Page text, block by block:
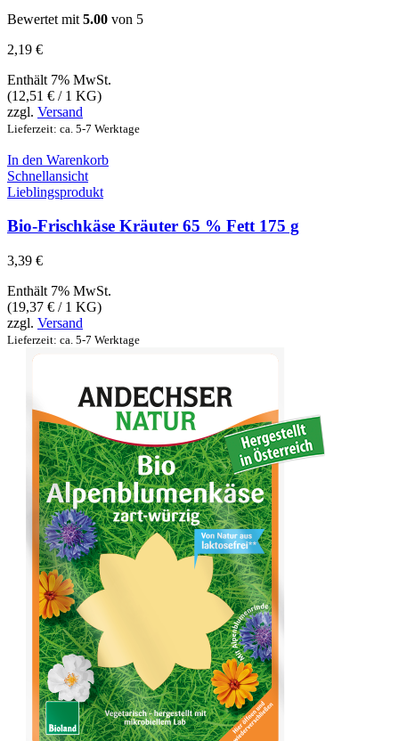
Bewertet mit 5.00 von 5
2,19 €
Enthält 7% MwSt.
(12,51 € / 1 KG)
zzgl. Versand
Lieferzeit: ca. 5-7 Werktage
In den Warenkorb
Schnellansicht
Lieblingsprodukt
Bio-Frischkäse Kräuter 65 % Fett 175 g
3,39 €
Enthält 7% MwSt.
(19,37 € / 1 KG)
zzgl. Versand
Lieferzeit: ca. 5-7 Werktage